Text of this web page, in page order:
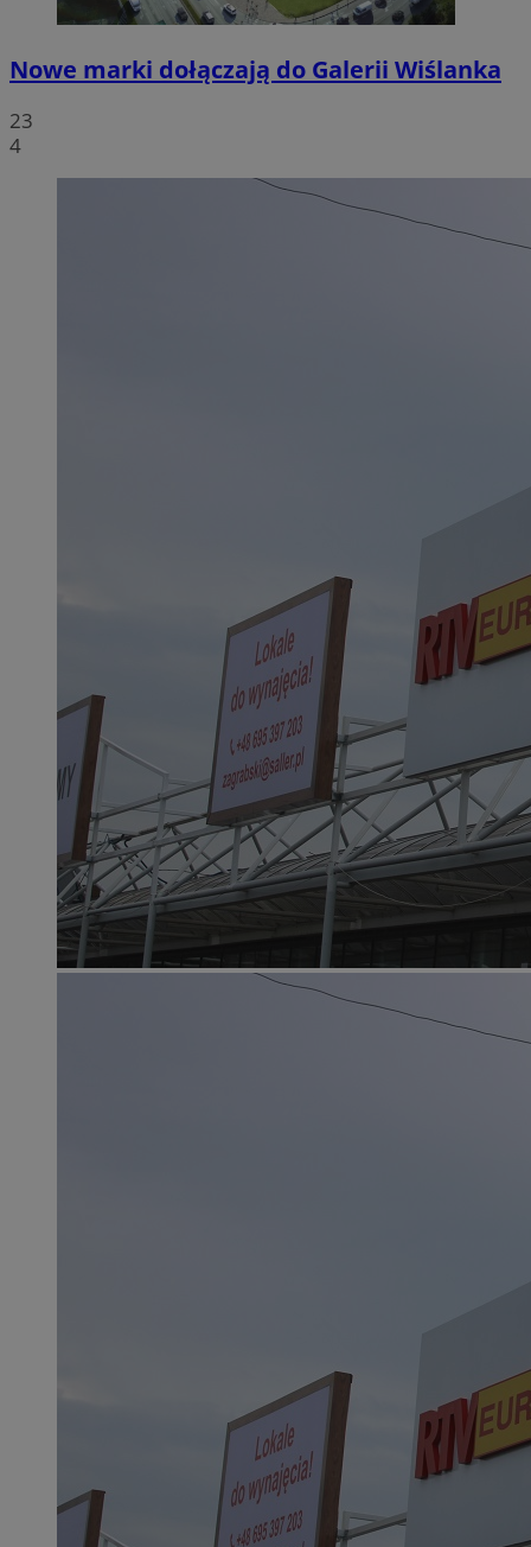
Nowe marki dołączają do Galerii Wiślanka
23
4